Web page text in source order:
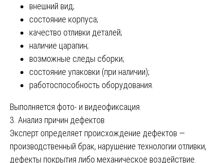
внешний вид;
состояние корпуса;
качество отливки деталей;
наличие царапин;
возможные следы сборки;
состояние упаковки (при наличии);
работоспособность оборудования.
Выполняется фото- и видеофиксация.
3. Анализ причин дефектов
Эксперт определяет происхождение дефектов —
производственный брак, нарушение технологии отливки,
дефекты покрытия либо механическое воздействие.